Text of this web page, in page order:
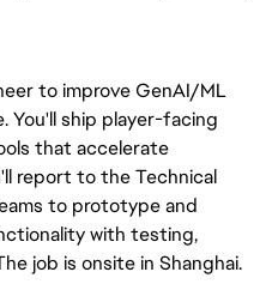
to improve GenAI/ML
You'll ship player-facing
that accelerate
report to the Technical
to prototype and
with testing,
job is onsite in Shanghai.